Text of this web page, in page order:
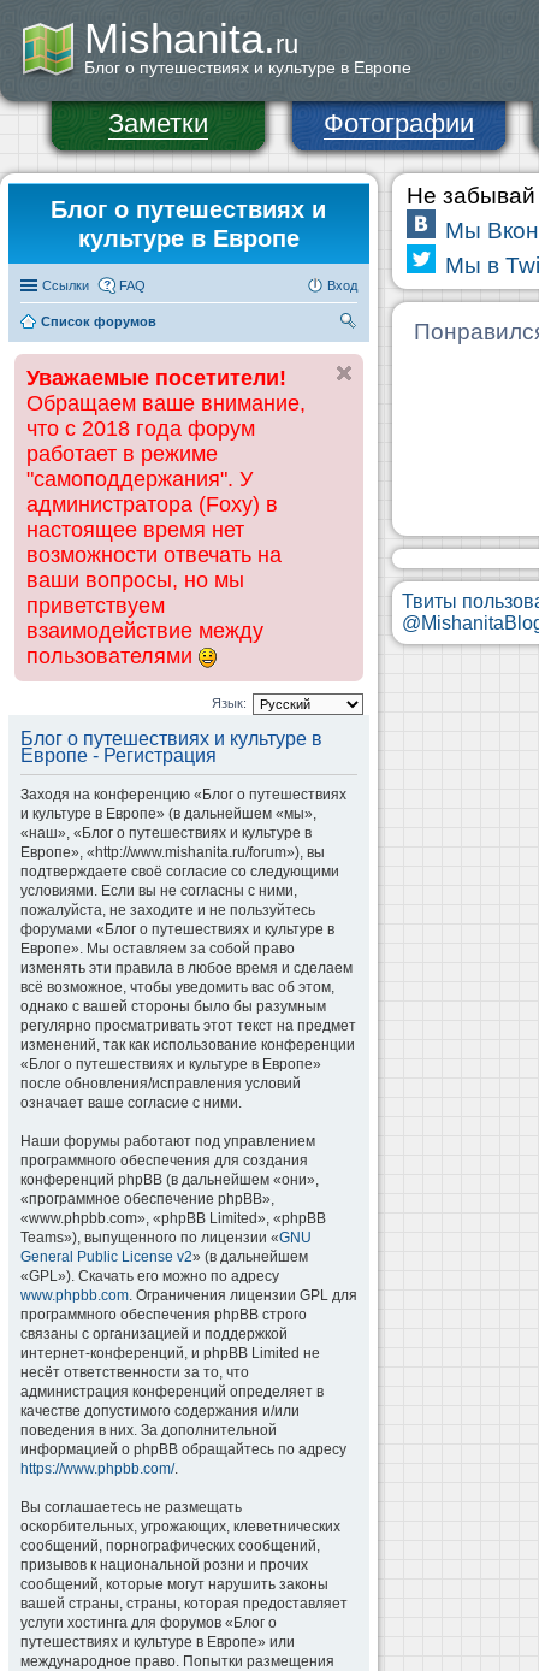
Mishanita.ru
Блог о путешествиях и культуре в Европе
Заметки Фотографии
Блог о путешествиях и
культуре в Европе
Ссылки FAQ Вход
Список форумов
ск
Уважаемые посетители!
Обращаем ваше внимание,
что с 2018 года форум
работает в режиме
"самоподдержания". У
администратора (Foxy) в
настоящее время нет
возможности отвечать на
ваши вопросы, но мы
приветствуем
взаимодействие между
пользователями
Язык:
Блог о путешествиях и культуре в
Европе - Регистрация
Заходя на конференцию «Блог о путешествиях
и культуре в Европе» (в дальнейшем «мы»,
«наш», «Блог о путешествиях и культуре в
Европе», «http://www.mishanita.ru/forum»), вы
подтверждаете своё согласие со следующими
условиями. Если вы не согласны с ними,
пожалуйста, не заходите и не пользуйтесь
форумами «Блог о путешествиях и культуре в
Европе». Мы оставляем за собой право
изменять эти правила в любое время и сделаем
всё возможное, чтобы уведомить вас об этом,
однако с вашей стороны было бы разумным
регулярно просматривать этот текст на предмет
изменений, так как использование конференции
«Блог о путешествиях и культуре в Европе»
после обновления/исправления условий
означает ваше согласие с ними.
Наши форумы работают под управлением
программного обеспечения для создания
конференций phpBB (в дальнейшем «они»,
«программное обеспечение phpBB»,
«www.phpbb.com», «phpBB Limited», «phpBB
Teams»), выпущенного по лицензии «GNU
General Public License v2» (в дальнейшем
«GPL»). Скачать его можно по адресу
www.phpbb.com. Ограничения лицензии GPL для
программного обеспечения phpBB строго
связаны с организацией и поддержкой
интернет-конференций, и phpBB Limited не
несёт ответственности за то, что
администрация конференций определяет в
качестве допустимого содержания и/или
поведения в них. За дополнительной
информацией о phpBB обращайтесь по адресу
https://www.phpbb.com/.
Вы соглашаетесь не размещать
оскорбительных, угрожающих, клеветнических
сообщений, порнографических сообщений,
призывов к национальной розни и прочих
сообщений, которые могут нарушить законы
вашей страны, страны, которая предоставляет
услуги хостинга для форумов «Блог о
путешествиях и культуре в Европе» или
международное право. Попытки размещения
Не забывай
Мы
Мы в
Твиты